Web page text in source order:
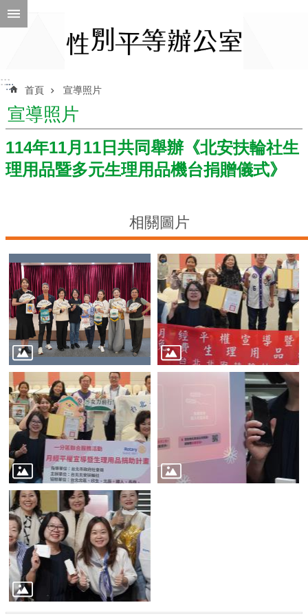
跳到主要內容區塊
ENGLISH
性
別
公
室
性
別
平
等
委
員
會
性
別
友
善
廁
所
認
證
計
畫
性
別
主
流
:::::: 首頁 宣導照片
宣導照片
114年11月11日共同舉辦《北安扶輪社生
理用品暨多元生理用品機台捐贈儀式》
相關圖片